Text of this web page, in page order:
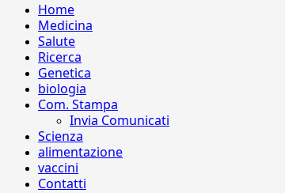
Home
Medicina
Salute
Ricerca
Genetica
biologia
Com. Stampa
Invia Comunicati
Scienza
alimentazione
vaccini
Contatti